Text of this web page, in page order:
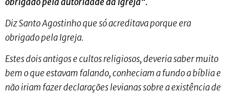
Diz Santo Agostinho que só acreditava porque era
obrigado pela Igreja.
Estes dois antigos e cultos religiosos, deveria saber muito
bem o que estavam falando, conheciam a fundo a bíblia e
não iriam fazer declarações levianas sobre a existência de